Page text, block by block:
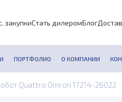
закупкиСтать дилеромБлог
ПОРТФОЛИО О КОМПАНИИ
Quattro Omron 17214-26022